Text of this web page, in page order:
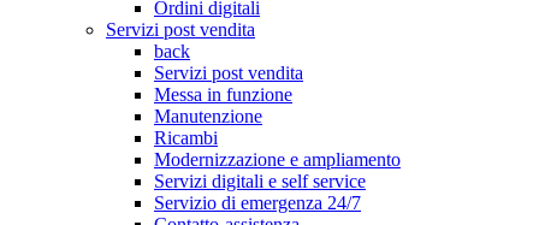
Ordini digitali
Servizi post vendita
back
Servizi post vendita
Messa in funzione
Manutenzione
Ricambi
Modernizzazione e ampliamento
Servizi digitali e self service
Servizio di emergenza 24/7